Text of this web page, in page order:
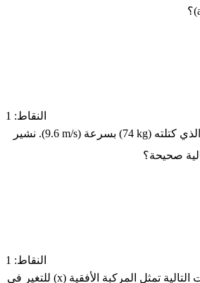
النقاط: 1
كتلته (74 kg) بسرعة (9.6 m/s). نشير
صحيحة؟
النقاط: 1
تمثل المركبة الأفقية (x) للتغير في